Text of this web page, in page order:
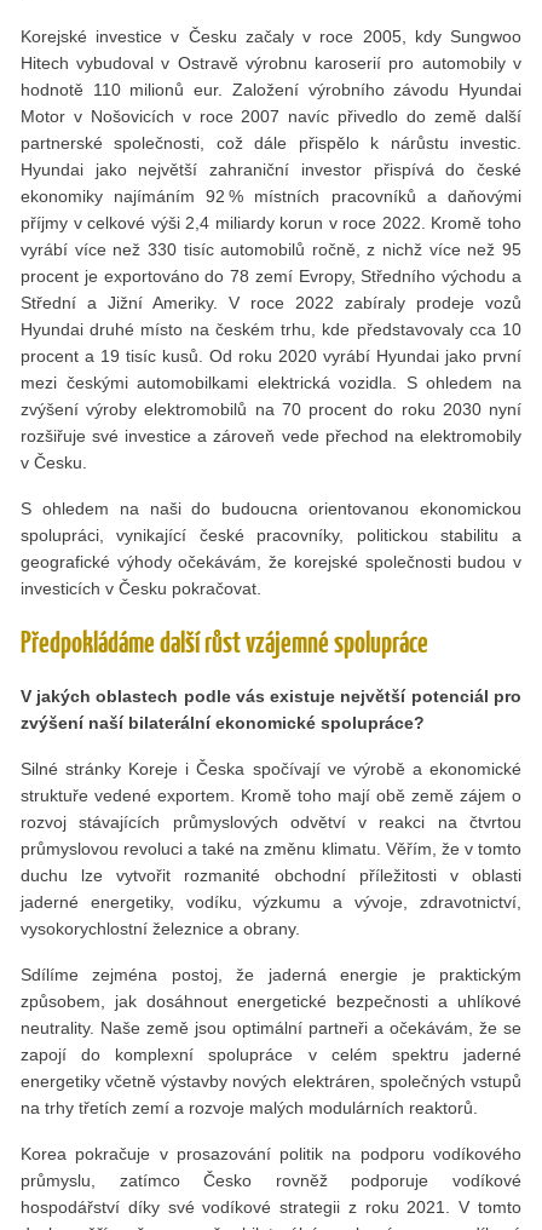
Korejské investice v Česku začaly v roce 2005, kdy Sungwoo
Hitech vybudoval v Ostravě výrobnu karoserií pro automobily v
hodnotě 110 milionů eur. Založení výrobního závodu Hyundai
Motor v Nošovicích v roce 2007 navíc přivedlo do země další
partnerské společnosti, což dále přispělo k nárůstu investic.
Hyundai jako největší zahraniční investor přispívá do české
ekonomiky najímáním 92 % místních pracovníků a daňovými
příjmy v celkové výši 2,4 miliardy korun v roce 2022. Kromě toho
vyrábí více než 330 tisíc automobilů ročně, z nichž více než 95
procent je exportováno do 78 zemí Evropy, Středního východu a
Střední a Jižní Ameriky. V roce 2022 zabíraly prodeje vozů
Hyundai druhé místo na českém trhu, kde představovaly cca 10
procent a 19 tisíc kusů. Od roku 2020 vyrábí Hyundai jako první
mezi českými automobilkami elektrická vozidla. S ohledem na
zvýšení výroby elektromobilů na 70 procent do roku 2030 nyní
rozšiřuje své investice a zároveň vede přechod na elektromobily
v Česku.
S ohledem na naši do budoucna orientovanou ekonomickou
spolupráci, vynikající české pracovníky, politickou stabilitu a
geografické výhody očekávám, že korejské společnosti budou v
investicích v Česku pokračovat.
Předpokládáme další růst vzájemné spolupráce
V jakých oblastech podle vás existuje největší potenciál pro
zvýšení naší bilaterální ekonomické spolupráce?
Silné stránky Koreje i Česka spočívají ve výrobě a ekonomické
struktuře vedené exportem. Kromě toho mají obě země zájem o
rozvoj stávajících průmyslových odvětví v reakci na čtvrtou
průmyslovou revoluci a také na změnu klimatu. Věřím, že v tomto
duchu lze vytvořit rozmanité obchodní příležitosti v oblasti
jaderné energetiky, vodíku, výzkumu a vývoje, zdravotnictví,
vysokorychlostní železnice a obrany.
Sdílíme zejména postoj, že jaderná energie je praktickým
způsobem, jak dosáhnout energetické bezpečnosti a uhlíkové
neutrality. Naše země jsou optimální partneři a očekávám, že se
zapojí do komplexní spolupráce v celém spektru jaderné
energetiky včetně výstavby nových elektráren, společných vstupů
na trhy třetích zemí a rozvoje malých modulárních reaktorů.
Korea pokračuje v prosazování politik na podporu vodíkového
průmyslu, zatímco Česko rovněž podporuje vodíkové
hospodářství díky své vodíkové strategii z roku 2021. V tomto